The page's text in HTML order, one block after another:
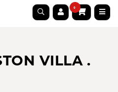
0
VILLA .